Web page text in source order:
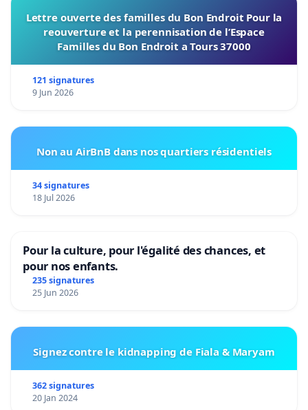
Lettre ouverte des familles du Bon Endroit Pour la
reouverture et la perennisation de l’Espace
Familles du Bon Endroit a Tours 37000
121 signatures
9 Jun 2026
Non au AirBnB dans nos quartiers résidentiels
34 signatures
18 Jul 2026
Pour la culture, pour l'égalité des chances, et
pour nos enfants.
235 signatures
25 Jun 2026
Signez contre le kidnapping de Fiala & Maryam
362 signatures
20 Jan 2024